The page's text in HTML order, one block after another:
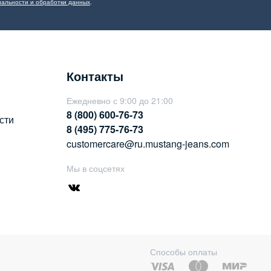
и обработки данных.
Контакты
Ежедневно с 9:00 до 21:00
8 (800) 600-76-73
8 (495) 775-76-73
customercare@ru.mustang-jeans.com
Мы в соцсетях
Способы оплаты